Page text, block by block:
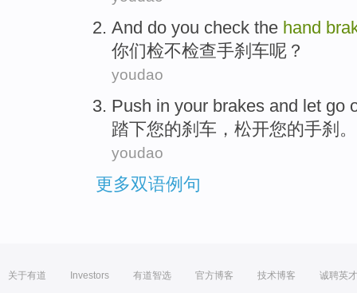
And do you check the hand
你们检不检查手刹车呢？
youdao
Push in your brakes and let go
踏下您的刹车 ，松开您的手刹 。
youdao
更多双语例句
关于有道 Investors 有道智选 官方博客 技术博客 诚聘英才